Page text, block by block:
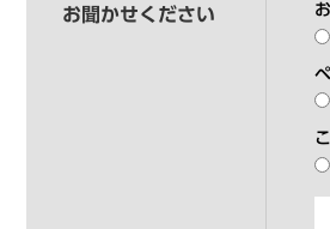
お聞かせください